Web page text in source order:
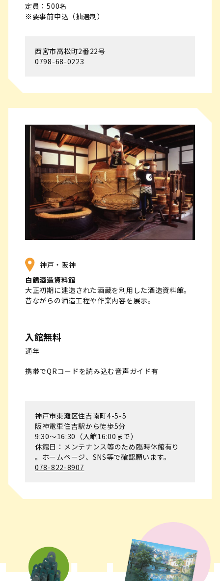
定員：500名
※要事前申込（抽選制）
西宮市高松町2番22号
0798-68-0223
神戸・阪神
白鶴酒造資料館
大正初期に建造された酒蔵を利用した酒造資料館。
昔ながらの酒造工程や作業内容を展示。
入館無料
通年
携帯でQRコードを読み込む音声ガイド有
神戸市東灘区住吉南町4-5-5
阪神電車住吉駅から徒歩5分
9:30～16:30（入館16:00まで）
休館日：メンテナンス等のため臨時休館有り
。ホームページ、SNS等で確認願います。
078-822-8907